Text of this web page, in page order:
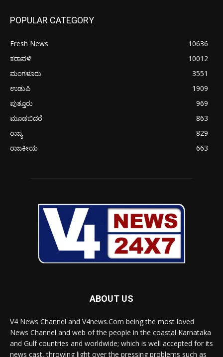
POPULAR CATEGORY
Fresh News
10636
ಕರಾವಳಿ
10012
ಮಂಗಳೂರು
3551
ಉಡುಪಿ
1909
ಪುತ್ತೂರು
969
ಮೂಡಬಿದರೆ
863
ರಾಜ್ಯ
829
ರಾಜಕೀಯ
663
ABOUT US
V4 News Channel and V4news.Com being the most loved
News Channel and web of the people in the coastal Karnataka
and Gulf countries and worldwide; which is well accepted for its
news cast, throwing light over the pressing problems such as